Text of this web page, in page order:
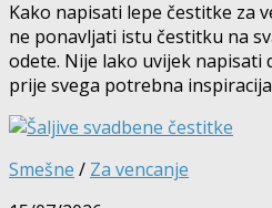
Kako napisati lepe čestitke za
ne ponavljati istu čestitku na
odete. Nije lako uvijek
prije svega potrebna
Smešne / Za vencanje